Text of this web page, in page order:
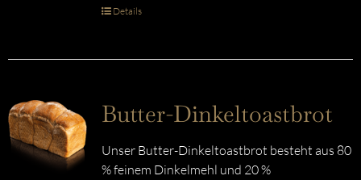
Details
Butter-Dinkeltoastbrot
Unser Butter-Dinkeltoastbrot besteht aus 80
% feinem Dinkelmehl und 20 %